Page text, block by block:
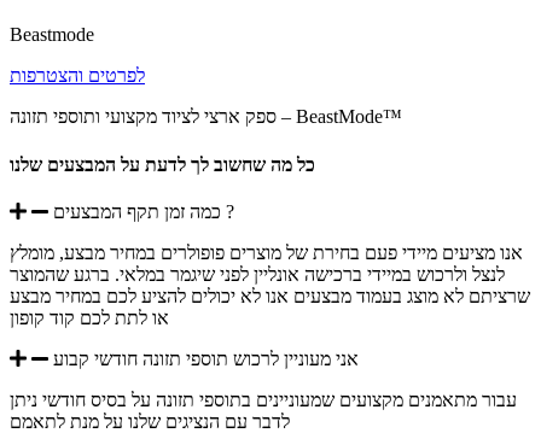
Beastmode
לפרטים והצטרפות
ספק ארצי לציוד מקצועי ותוספי תזונה – BeastMode™
כל מה שחשוב לך לדעת על המבצעים שלנו
כמה זמן תקף המבצעים ?
אנו מציעים מיידי פעם בחירת של מוצרים פופולרים במחיר מבצע, מומלץ
לנצל ולרכוש במיידי ברכישה אונליין לפני שיגמר במלאי. ברגע שהמוצר
שרציתם לא מוצג בעמוד מבצעים אנו לא יכולים להציע לכם במחיר מבצע
או לתת לכם קוד קופון
אני מעוניין לרכוש תוספי תזונה חודשי קבוע
עבור מתאמנים מקצועים שמעוניינים בתוספי תזונה על בסיס חודשי ניתן
לדבר עם הנציגים שלנו על מנת לתאמם